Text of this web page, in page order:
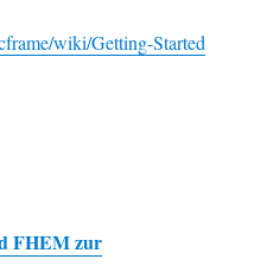
wiki/Getting-Started
FHEM zur